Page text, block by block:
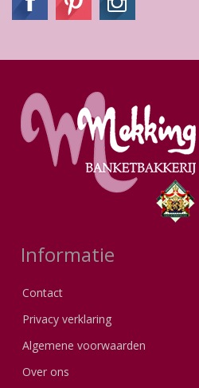
Informatie
Contact
Privacy verklaring
Algemene voorwaarden
Over ons